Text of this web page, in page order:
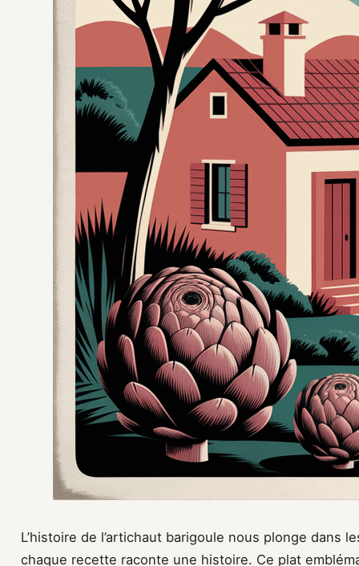
L’histoire de l’artichaut barigoule nous plonge dans
chaque recette raconte une histoire. Ce plat